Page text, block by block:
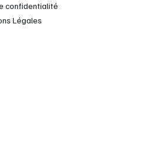
confidentialité
Légales